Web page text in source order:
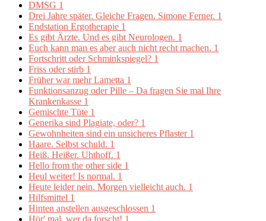
DMSG 1
Drei Jahre später. Gleiche Fragen. Simone Ferner. 1
Endstation Ergotherapie 1
Es gibt Ärzte. Und es gibt Neurologen. 1
Euch kann man es aber auch nicht recht machen. 1
Fortschritt oder Schminkspiegel? 1
Friss oder stirb 1
Früher war mehr Lametta 1
Funktionsanzug oder Pille – Da fragen Sie mal Ihre
Krankenkasse 1
Gemischte Tüte 1
Generika sind Plagiate, oder? 1
Gewohnheiten sind ein unsicheres Pflaster 1
Haare. Selbst schuld. 1
Heiß. Heißer. Uhthoff. 1
Hello from the other side 1
Heul weiter! Is normal. 1
Heute leider nein. Morgen vielleicht auch. 1
Hilfsmittel 1
Hinten anstellen ausgeschlossen 1
Hör' mal, wer da forscht! 1